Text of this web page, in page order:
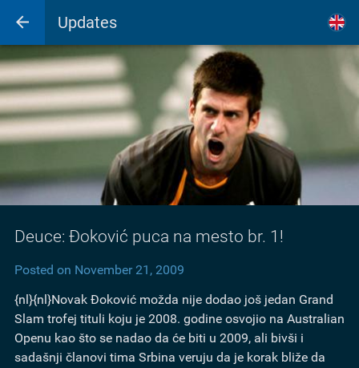
Updates
Deuce: Đoković puca na mesto br. 1!
Posted on November 21, 2009
{nl}{nl}Novak Đoković možda nije dodao još jedan Grand
Slam trofej tituli koju je 2008. godine osvojio na Australian
Openu kao što se nadao da će biti u 2009, ali bivši i
sadašnji članovi tima Srbina veruju da je korak bliže da